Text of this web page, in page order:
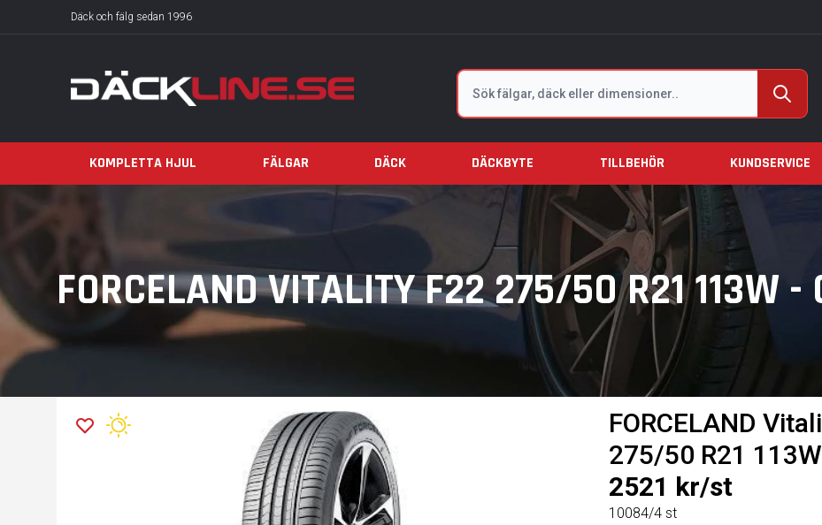
Däck och fälg sedan 1996
Sök
KOMPLETTA HJUL FÄLGAR DÄCK DÄCKBYTE TILLBEHÖR KUNDSERVICE
FORCELAND VITALITY F22 275/50 R21 113W -
FORCELAND
275/50 R21 113W
2521 kr/st
10084/4 st